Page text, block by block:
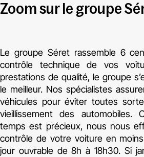
Zoom sur le groupe
Le groupe Séret rassemble 6
contrôle technique de vos
prestations de qualité, le groupe
le meilleur. Nos spécialistes
véhicules pour éviter toutes
vieillissement des automobiles.
temps est précieux, nous nous
contrôle de votre voiture en
jour ouvrable de 8h à 18h30. Si